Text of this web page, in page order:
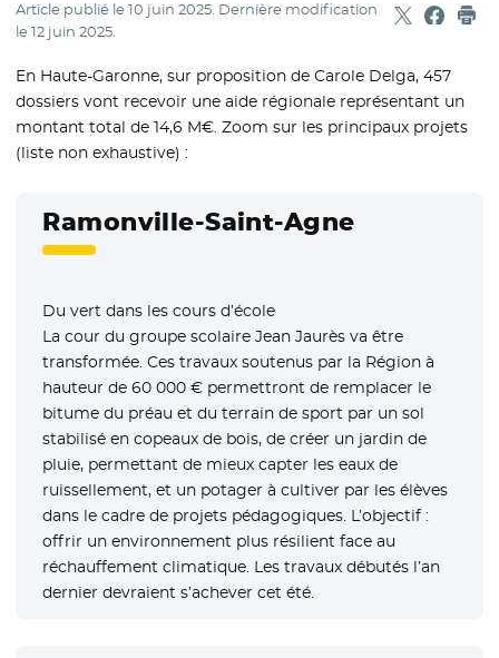
Article publié le10 juin 2025. Dernière modification
le12 juin 2025. Partager
- Nouvelle
-
En Haute-Garonne, sur proposition de Carole Delga, 457
dossiers vont recevoir une aide régionale représentant un
montant total de 14,6 M€. Zoom sur les principaux projets
(liste non exhaustive) :
Ramonville-Saint-Agne
Du vert dans les cours d’école
La cour du groupe scolaire Jean Jaurès va être
transformée. Ces travaux soutenus par la Région à
hauteur de 60 000 € permettront de remplacer le
bitume du préau et du terrain de sport par un sol
stabilisé en copeaux de bois, de créer un jardin de
pluie, permettant de mieux capter les eaux de
ruissellement, et un potager à cultiver par les élèves
dans le cadre de projets pédagogiques. L’objectif :
offrir un environnement plus résilient face au
réchauffement climatique. Les travaux débutés l’an
dernier devraient s’achever cet été.